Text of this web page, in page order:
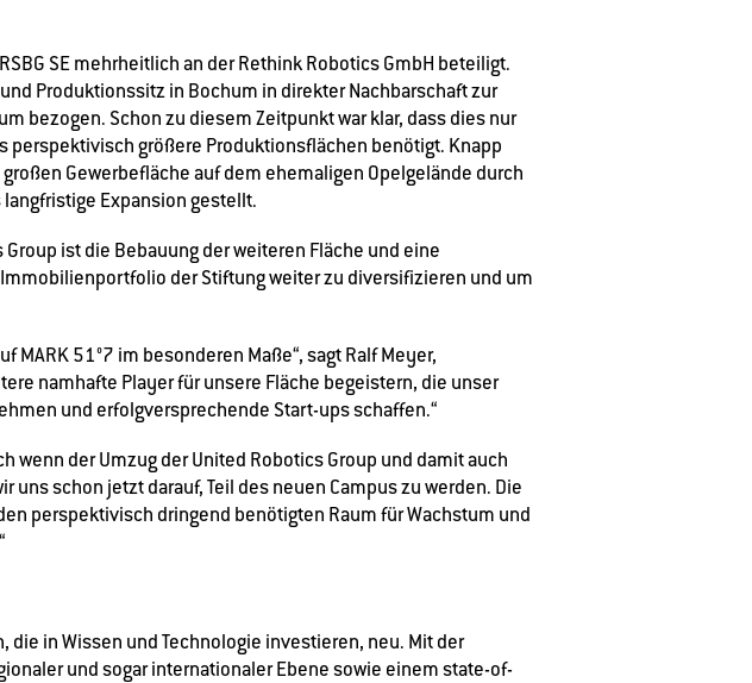
SE mehrheitlich an der Rethink Robotics GmbH beteiligt.
Produktionssitz in Bochum in direkter Nachbarschaft zur
bezogen. Schon zu diesem Zeitpunkt war klar, dass dies nur
größere Produktionsflächen benötigt. Knapp
Gewerbefläche auf dem ehemaligen Opelgelände durch
Expansion gestellt.
ist die Bebauung der weiteren Fläche und eine
der Stiftung weiter zu diversifizieren und um
MARK 51°7 im besonderen Maße“, sagt Ralf Meyer,
namhafte Player für unsere Fläche begeistern, die unser
und erfolgversprechende Start-ups schaffen.“
wenn der Umzug der United Robotics Group und damit auch
schon jetzt darauf, Teil des neuen Campus zu werden. Die
perspektivisch dringend benötigten Raum für Wachstum und
in Wissen und Technologie investieren, neu. Mit der
und sogar internationaler Ebene sowie einem state-of-